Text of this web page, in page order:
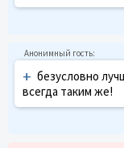
+ безусловно
всегда таким же!